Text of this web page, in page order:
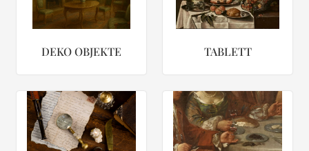
DEKO OBJEKTE TABLETT